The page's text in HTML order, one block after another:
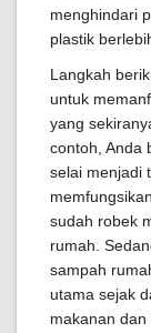
menghindari
plastik
Langkah
untuk
yang
contoh, Anda
selai menjadi
sudah robek
rumah.
sampah
utama sejak
makanan